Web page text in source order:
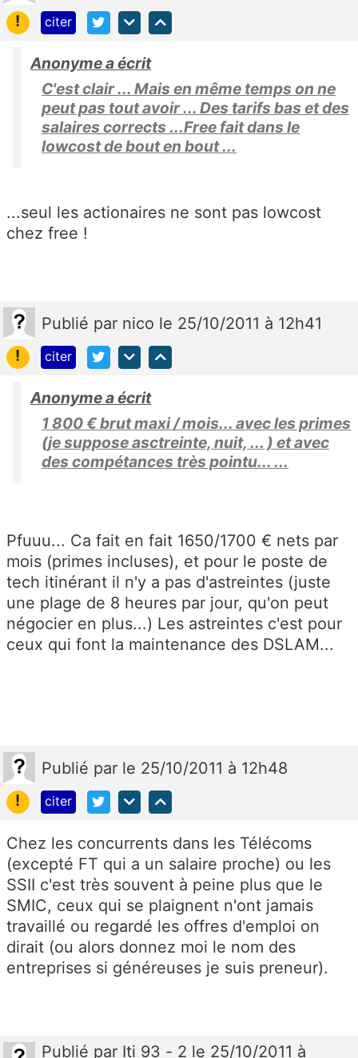
! citer
Anonyme a écrit
C'est clair ... Mais en même temps on ne
peut pas tout avoir ... Des tarifs bas et des
salaires corrects ...Free fait dans le
lowcost de bout en bout ...
...seul les actionaires ne sont pas lowcost
chez free !
Publié par nico le 25/10/2011 à 12h41
!
citer
Anonyme a écrit
1 800 € brut maxi / mois... avec les primes
(je suppose asctreinte, nuit, ... ) et avec
des compétances très pointu... ...
Pfuuu... Ca fait en fait 1650/1700 € nets par
mois (primes incluses), et pour le poste de
tech itinérant il n'y a pas d'astreintes (juste
une plage de 8 heures par jour, qu'on peut
négocier en plus...) Les astreintes c'est pour
ceux qui font la maintenance des DSLAM...
Publié par le 25/10/2011 à 12h48
!
citer
Chez les concurrents dans les Télécoms
(excepté FT qui a un salaire proche) ou les
SSII c'est très souvent à peine plus que le
SMIC, ceux qui se plaignent n'ont jamais
travaillé ou regardé les offres d'emploi on
dirait (ou alors donnez moi le nom des
entreprises si généreuses je suis preneur).
Publié par Iti 93 - 2 le 25/10/2011 à